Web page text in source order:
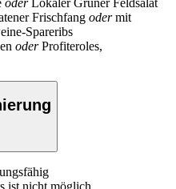
Frischfang odermit
Spareribs
oderProfiteroles,
ist nicht möglich